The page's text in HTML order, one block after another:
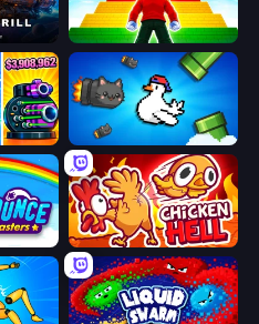
Obby Highest Jump Ever
Pumpkin Defense: Merge Cannon Honk
Chicken Hell